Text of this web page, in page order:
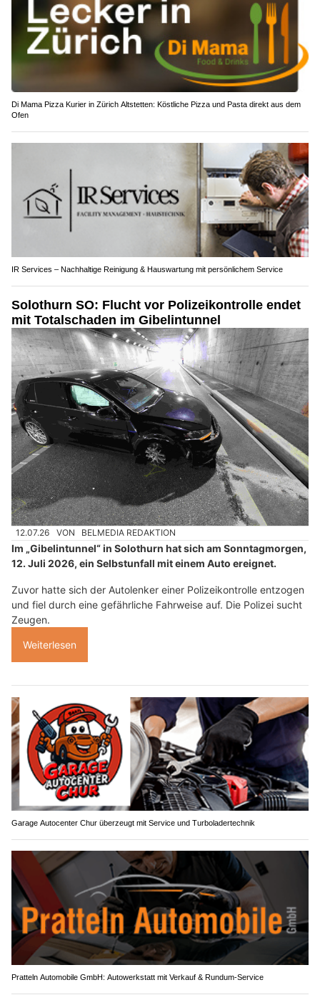
Di Mama Pizza Kurier in Zürich Altstetten: Köstliche Pizza und Pasta direkt aus dem
Ofen
IR Services – Nachhaltige Reinigung & Hauswartung mit persönlichem Service
Solothurn SO: Flucht vor Polizeikontrolle endet
mit Totalschaden im Gibelintunnel
12.07.26 VON BELMEDIA REDAKTION
Im „Gibelintunnel“ in Solothurn hat sich am Sonntagmorgen,
12. Juli 2026, ein Selbstunfall mit einem Auto ereignet.
Zuvor hatte sich der Autolenker einer Polizeikontrolle entzogen
und fiel durch eine gefährliche Fahrweise auf. Die Polizei sucht
Zeugen.
Weiterlesen
Garage Autocenter Chur überzeugt mit Service und Turboladertechnik
Pratteln Automobile GmbH: Autowerkstatt mit Verkauf & Rundum-Service